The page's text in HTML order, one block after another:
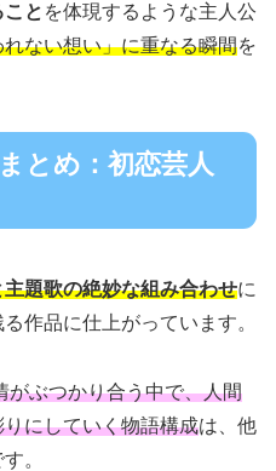
と を体現するような主人公
ない想い」に重なる瞬間を
とめ：初恋芸人
題歌の絶妙な組み合わせに
作品に仕上がっています。
がぶつかり合う中で、人間
にしていく物語構成は、他
。